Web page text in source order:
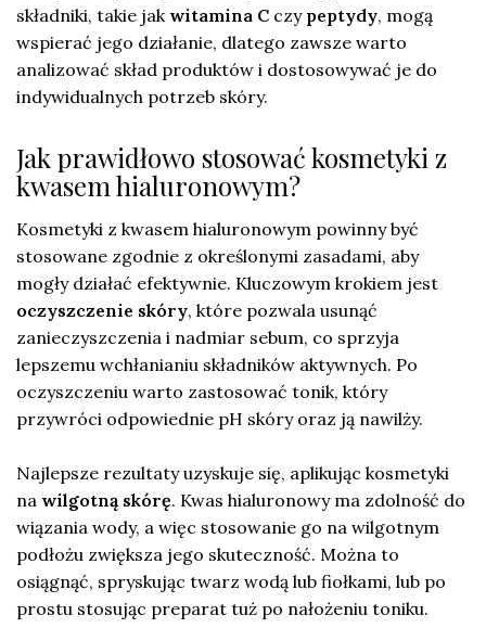
składniki, takie jak witamina C czy peptydy, mogą
wspierać jego działanie, dlatego zawsze warto
analizować skład produktów i dostosowywać je do
indywidualnych potrzeb skóry.
Jak prawidłowo stosować kosmetyki z
kwasem hialuronowym?
Kosmetyki z kwasem hialuronowym powinny być
stosowane zgodnie z określonymi zasadami, aby
mogły działać efektywnie. Kluczowym krokiem jest
oczyszczenie skóry, które pozwala usunąć
zanieczyszczenia i nadmiar sebum, co sprzyja
lepszemu wchłanianiu składników aktywnych. Po
oczyszczeniu warto zastosować tonik, który
przywróci odpowiednie pH skóry oraz ją nawilży.
Najlepsze rezultaty uzyskuje się, aplikując kosmetyki
na wilgotną skórę. Kwas hialuronowy ma zdolność do
wiązania wody, a więc stosowanie go na wilgotnym
podłożu zwiększa jego skuteczność. Można to
osiągnąć, spryskując twarz wodą lub fiołkami, lub po
prostu stosując preparat tuż po nałożeniu toniku.